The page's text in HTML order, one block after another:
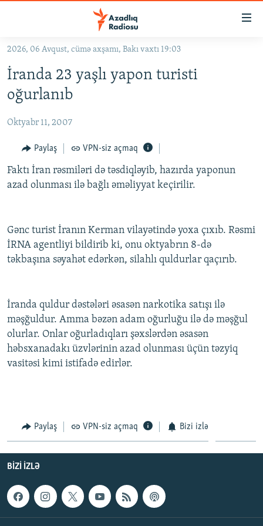
Əsas
qayıt
Əsas
naviqasiyaya
qayıt
KORRUPSIOMETR
#ƏSLINDƏ
FƏRQƏ BAX
QANUNI DOĞRU
ARAŞDIRMA
VIDEO
FOTOQALEREYA
RADIO ARXIV
OXU ZALI
İZ - MƏDƏNIYYƏT PROQRAMI
HAQQIMIZDA
MATERIALLARIMIZDAN ISTIFADƏ
AZADLIQRADIOSU MOBIL TELEFONUNUZDA
BIZIMLƏ ƏLAQƏ
RFE/RL-in bütün saytları
2026, 06 Avqust, cümə axşamı, Bakı vaxtı 19:03
İranda 23 yaşlı yapon turisti
oğurlanıb
Oktyabr 11, 2007
Paylaş VPN-siz açmaq
Faktı İran rəsmiləri də təsdiqləyib, hazırda yaponun
azad olunması ilə bağlı əməliyyat keçirilir.
Gənc turist İranın Kerman vilayətində yoxa çıxıb. Rəsmi
İRNA agentliyi bildirib ki, onu oktyabrın 8-də
təkbaşına səyahət edərkən, silahlı quldurlar qaçırıb.
İranda quldur dəstələri əsasən narkotika satışı ilə
məşğuldur. Amma bəzən adam oğurluğu ilə də məşğul
olurlar. Onlar oğurladıqları şəxslərdən əsasən
həbsxanadakı üzvlərinin azad olunması üçün təzyiq
vasitəsi kimi istifadə edirlər.
Paylaş VPN-siz açmaq Bizi izlə
BIZI IZLƏ